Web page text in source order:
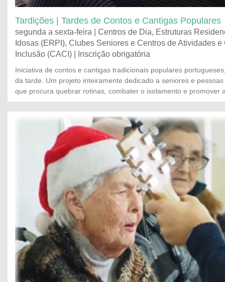
Tardições | Tardes de Contos e Cantigas Populares
segunda a sexta-feira | Centros de Dia, Estruturas
Idosas (ERPI), Clubes Seniores e Centros de Atividades
Inclusão (CACI) | Inscrição obrigatória
Iniciativa de contos e cantigas tradicionais populares
da tarde. Um projeto inteiramente dedicado a seniores e
que procura quebrar rotinas, combater o isolamento e promover